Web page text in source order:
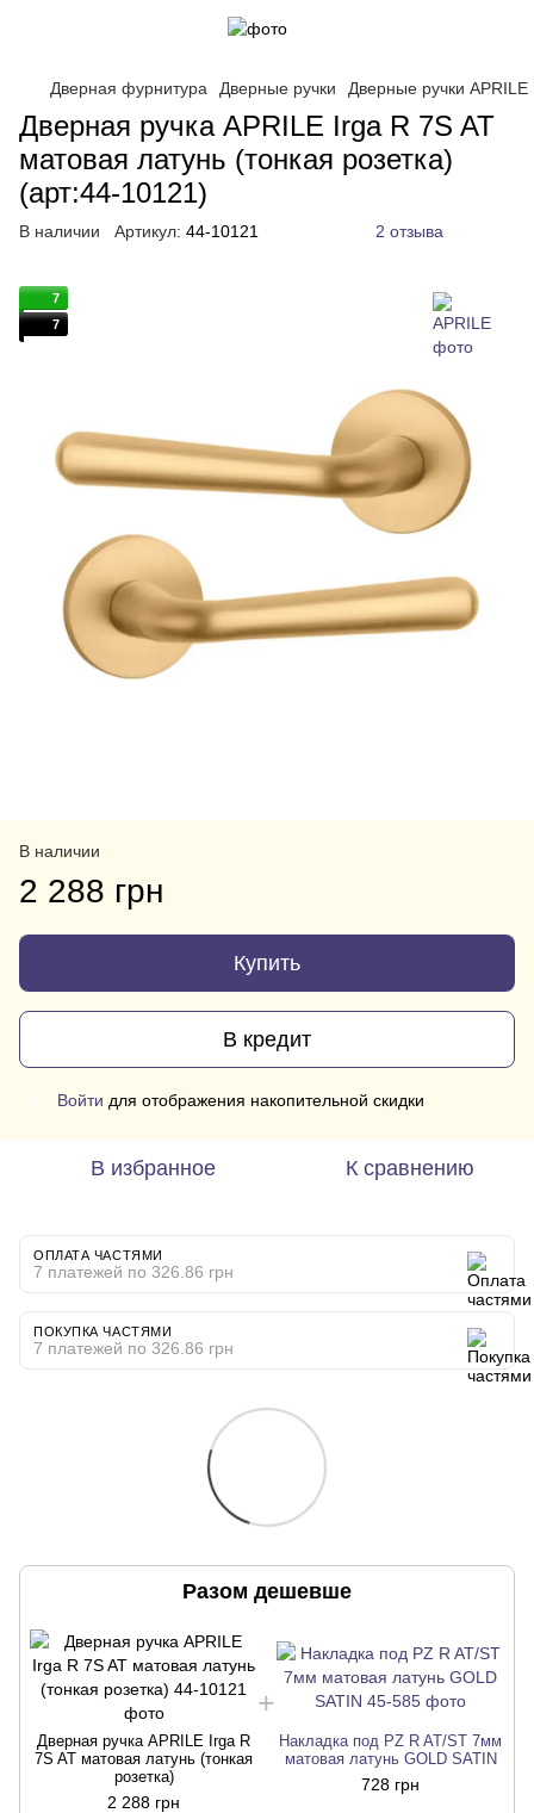
Дверная фурнитура Дверные ручки Дверные ручки APRILE
Дверная ручка APRILE Irga R 7S AT
матовая латунь (тонкая розетка)
(арт:44-10121)
В наличии Артикул: 44-10121 2 отзыва
7
7
В наличии
2 288 грн
Купить
В кредит
Войти для отображения накопительной скидки
В избранное К сравнению
ОПЛАТА ЧАСТЯМИ
7 платежей по 326.86 грн
ПОКУПКА ЧАСТЯМИ
7 платежей по 326.86 грн
Разом дешевше
Дверная ручка APRILE Irga R
7S AT матовая латунь (тонкая
розетка)
2 288 грн
Накладка под PZ R AT/ST 7мм
матовая латунь GOLD SATIN
728 грн